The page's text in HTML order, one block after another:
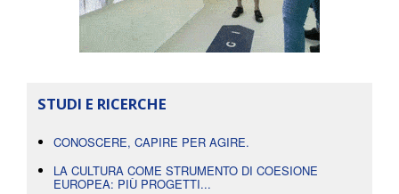
STUDI E RICERCHE
CONOSCERE, CAPIRE PER AGIRE.
LA CULTURA COME STRUMENTO DI COESIONE
EUROPEA: PIÙ PROGETTI...